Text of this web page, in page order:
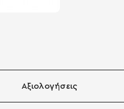
Αξιολογήσεις